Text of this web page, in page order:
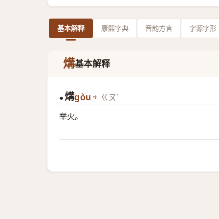
基本解释 康熙字典 音韵方言 字源字形
煹基本解释
● 煹gòu ㄍㄡˋ
举火。